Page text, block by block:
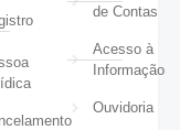
de Contas
Acesso à
Informação
Ouvidoria